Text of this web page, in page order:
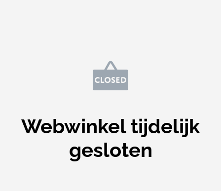
Webwinkel tijdelijk
gesloten